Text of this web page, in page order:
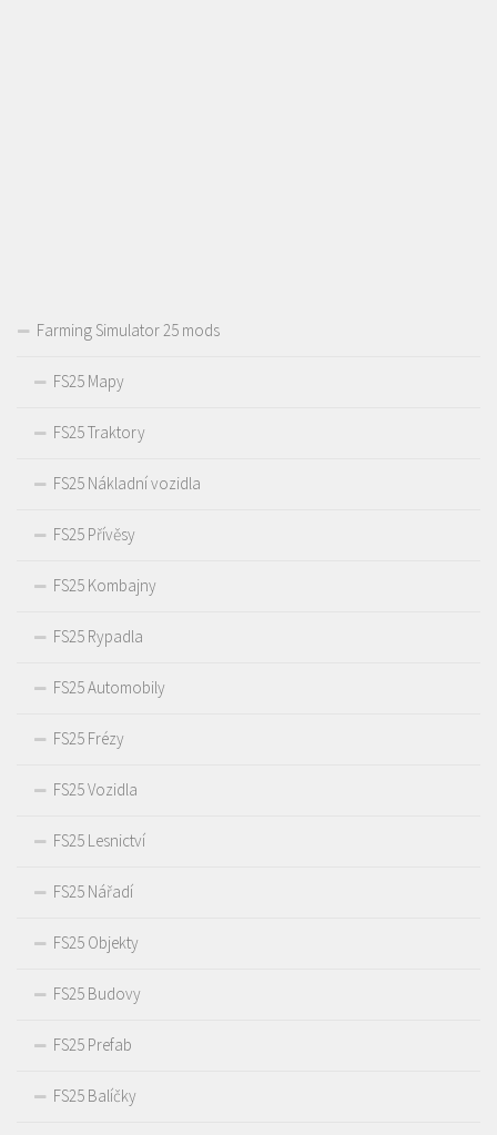
Farming Simulator 25 mods
FS25 Mapy
FS25 Traktory
FS25 Nákladní vozidla
FS25 Přívěsy
FS25 Kombajny
FS25 Rypadla
FS25 Automobily
FS25 Frézy
FS25 Vozidla
FS25 Lesnictví
FS25 Nářadí
FS25 Objekty
FS25 Budovy
FS25 Prefab
FS25 Balíčky